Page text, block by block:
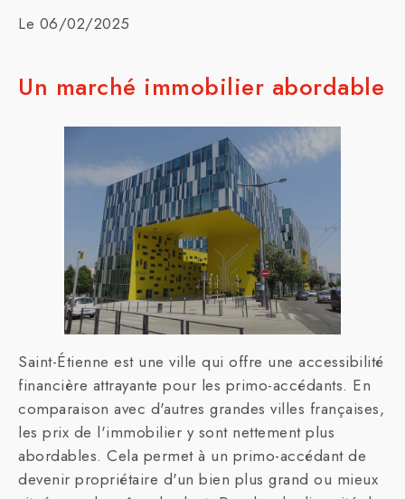
Le 06/02/2025
Un marché immobilier abordable
Saint-Étienne est une ville qui offre une accessibilité
financière attrayante pour les primo-accédants. En
comparaison avec d'autres grandes villes françaises,
les prix de l'immobilier y sont nettement plus
abordables. Cela permet à un primo-accédant de
devenir propriétaire d'un bien plus grand ou mieux